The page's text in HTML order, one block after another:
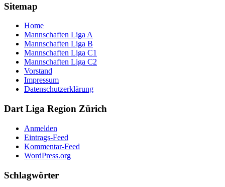
Sitemap
Home
Mannschaften Liga A
Mannschaften Liga B
Mannschaften Liga C1
Mannschaften Liga C2
Vorstand
Impressum
Datenschutzerklärung
Dart Liga Region Zürich
Anmelden
Eintrags-Feed
Kommentar-Feed
WordPress.org
Schlagwörter